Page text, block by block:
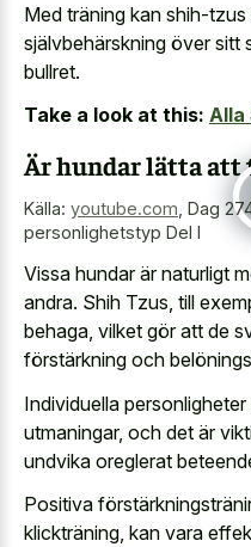
Med träning kan shih-
självbehärskning över sitt
bullret.
Take a look at this: Alla
Är hundar lätta att
Källa: youtube.com Dag
personlighetstyp Del I
Vissa hundar är naturligt
andra. Shih Tzus, till
behaga, vilket gör att de
förstärkning och
Individuella
utmaningar, och det är
undvika oreglerat
Positiva
klickträning, kan vara